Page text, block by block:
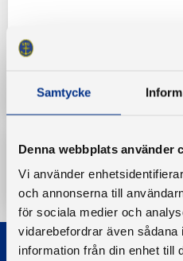
Samtycke
Denna webbplats använder
Vi använder
och annonserna till
för sociala medier och
vidarebefordrar även sådana
information från din enhet till